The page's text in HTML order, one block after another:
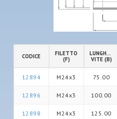
CODICE
FILETTO
(F)
LUNGHEZZA
VITE (B)
12894 M24x3 75.00
12896 M24x3 100.00
12898 M24x3 125.00